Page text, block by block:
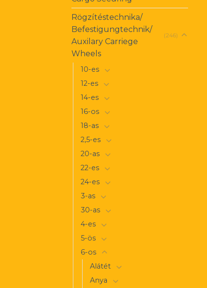
Rögzítéstechnika/
Befestigungtechnik/
Auxilary Carriege
Wheels
(246)
10-es
12-es
14-es
16-os
18-as
2,5-es
20-as
22-es
24-es
3-as
30-as
4-es
5-ös
6-os
Alátét
Anya